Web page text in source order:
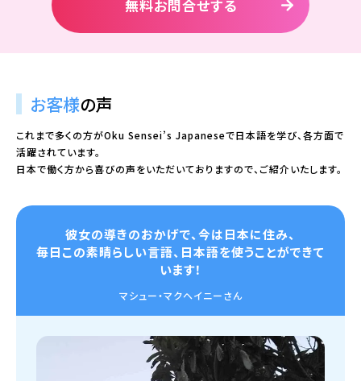
無料お問合せする
お客様の声
これまで多くの方がOku Sensei’s Japaneseで日本語を学び、各方面で
活躍されています。
日本で働く方から喜びの声をいただいておりますので、ご紹介いたします。
彼女の導きのおかげで、今は日本に住み、
毎日この素晴らしい言語、日本語を使うことができて
います！
マシュー・マクヘイニーさん